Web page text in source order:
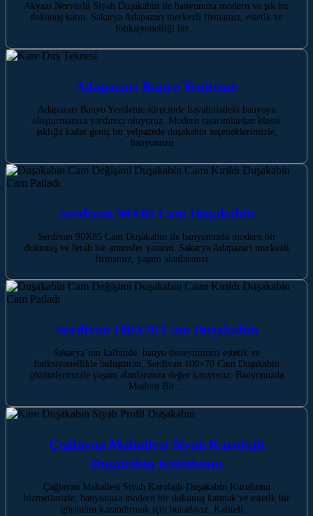
Akyazı Nervürlü Siyah Duşakabin ile banyonuza modern ve şık bir
dokunuş katın. Sakarya Adapazarı merkezli firmamız, estetik ve
fonksiyonelliği bir…
Adapazarı Banyo Yenileme
Adapazarı Banyo Yenileme sürecinde hayalinizdeki banyoyu
oluşturmanıza yardımcı oluyoruz. Modern tasarımlardan klasik
şıklığa kadar geniş bir yelpazede duşakabin seçeneklerimizle,
banyonuzu…
Serdivan 90X85 Cam Duşakabin
Serdivan 90X85 Cam Duşakabin ile banyonuzda modern bir
dokunuş ve ferah bir atmosfer yaratın. Sakarya Adapazarı merkezli
firmamız, yaşam alanlarınızı…
Serdivan 100X70 Cam Duşakabin
Sakarya’nın kalbinde, banyo deneyiminizi estetik ve
fonksiyonellikle buluşturan, Serdivan 100×70 Cam Duşakabin
çözümlerimizle yaşam alanlarınıza değer katıyoruz. Banyonuzda
Modern Bir…
Çağlayan Mahallesi Siyah Karolajlı
Duşakabin Kurulumu
Çağlayan Mahallesi Siyah Karolajlı Duşakabin Kurulumu
hizmetimizle, banyonuza modern bir dokunuş katmak ve estetik bir
görünüm kazandırmak için buradayız. Kaliteli…